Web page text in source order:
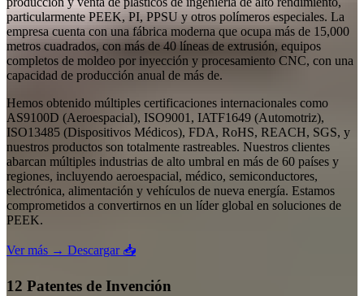
particularmente PEEK, PI, PPSU y otros polímeros especiales. La
empresa cuenta con una fábrica moderna que ocupa más de 15,000
metros cuadrados, con más de 40 líneas de extrusión, equipos
completos de moldeo por inyección y procesamiento CNC, con una
capacidad de producción anual de más de.
Hemos obtenido múltiples certificaciones internacionales como
AS9100D (Aeroespacial), ISO9001, IATF1649 (Automotriz),
ISO13485 (Dispositivos Médicos), FDA, RoHS, REACH, SGS, y
nuestros productos son totalmente rastreables. Nuestros clientes
abarcan múltiples industrias de alto umbral en más de 60 países y
regiones, incluyendo aeroespacial, médico, semiconductores,
electrónica, alimentación y vehículos de nueva energía. Estamos
comprometidos a convertirnos en un líder global en soluciones de
PEEK.
Ver más → Descargar 📥
12 Patentes de Invención